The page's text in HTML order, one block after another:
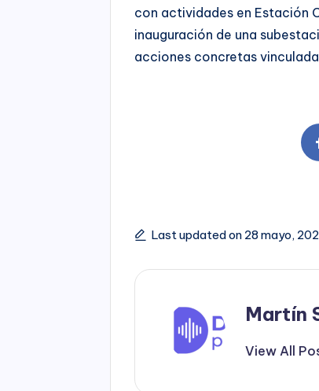
con actividades en Estación
inauguración de una
acciones concretas
Last updated on 28 mayo,
Martín
View All